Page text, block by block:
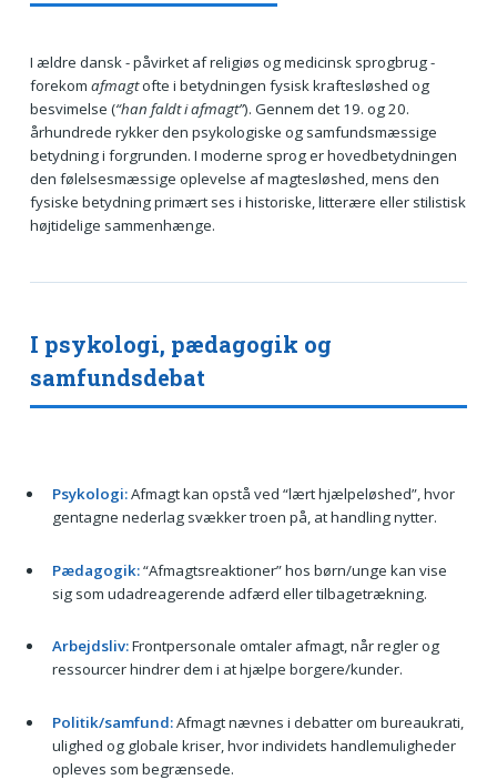
I ældre dansk - påvirket af religiøs og medicinsk sprogbrug -
forekom afmagtofte i betydningen fysisk kraftesløshed og
besvimelse (“han faldt i afmagt”). Gennem det 19. og 20.
århundrede rykker den psykologiske og samfundsmæssige
betydning i forgrunden. I moderne sprog er hovedbetydningen
den følelsesmæssige oplevelse af magtesløshed, mens den
fysiske betydning primært ses i historiske, litterære eller stilistisk
højtidelige sammenhænge.
I psykologi, pædagogik og
samfundsdebat
Psykologi:Afmagt kan opstå ved “lært hjælpeløshed”, hvor
gentagne nederlag svækker troen på, at handling nytter.
Pædagogik:“Afmagtsreaktioner” hos børn/unge kan vise
sig som udadreagerende adfærd eller tilbagetrækning.
Arbejdsliv:Frontpersonale omtaler afmagt, når regler og
ressourcer hindrer dem i at hjælpe borgere/kunder.
Politik/samfund:Afmagt nævnes i debatter om bureaukrati,
ulighed og globale kriser, hvor individets handlemuligheder
opleves som begrænsede.